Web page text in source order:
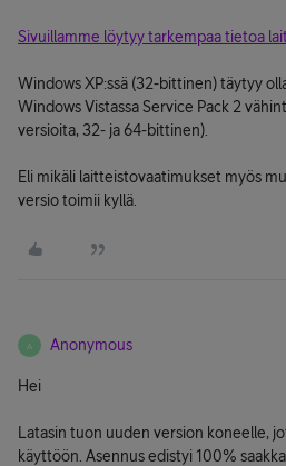
Sivuillamme löytyy tarkempaa tietoa
Windows XP:ssä (32-bittinen) täytyy
Windows Vistassa Service Pack 2
versioita, 32- ja 64-bittinen).
Eli mikäli laitteistovaatimukset myös
versio toimii kyllä.
A Anonymous
Hei
Latasin tuon uuden version koneelle,
käyttöön. Asennus edistyi 100%